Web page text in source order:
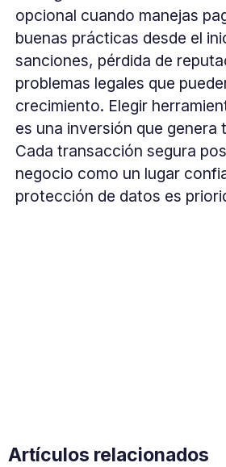
opcional cuando manejas
buenas prácticas desde el
sanciones, pérdida de
problemas legales que
crecimiento. Elegir
es una inversión que genera
Cada transacción segura
negocio como un lugar
protección de datos es
Artículos relacionados